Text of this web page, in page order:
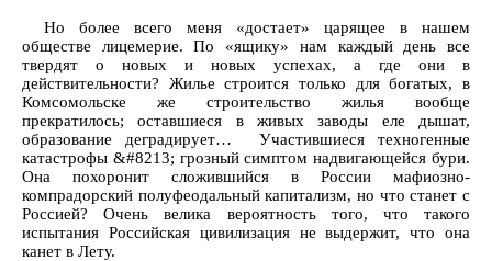
Но более всего меня «достает» царящее в нашем
обществе лицемерие. По «ящику» нам каждый день все
твердят о новых и новых успехах, а где они в
действительности? Жилье строится только для богатых, в
Комсомольске же строительство жилья вообще
прекратилось; оставшиеся в живых заводы еле дышат,
образование деградирует… Участившиеся техногенные
катастрофы &#8213; грозный симптом надвигающейся бури.
Она похоронит сложившийся в России мафиозно-
компрадорский полуфеодальный капитализм, но что станет с
Россией? Очень велика вероятность того, что такого
испытания Российская цивилизация не выдержит, что она
канет в Лету.